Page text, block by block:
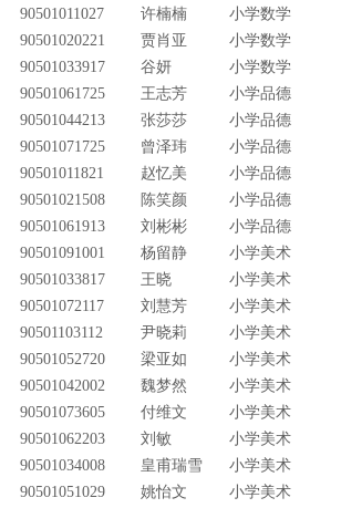
90501011027
许楠楠 小学数学
90501020221
贾肖亚 小学数学
90501033917
谷妍 小学数学
90501061725
王志芳 小学品德
90501044213
张莎莎 小学品德
90501071725
曾泽玮 小学品德
90501011821
赵忆美 小学品德
90501021508
陈笑颜 小学品德
90501061913
刘彬彬 小学品德
90501091001
杨留静 小学美术
90501033817
王晓 小学美术
90501072117
刘慧芳 小学美术
90501103112
尹晓莉 小学美术
90501052720
梁亚如 小学美术
90501042002
魏梦然 小学美术
90501073605
付维文 小学美术
90501062203
刘敏 小学美术
90501034008
皇甫瑞雪 小学美术
90501051029
姚怡文 小学美术